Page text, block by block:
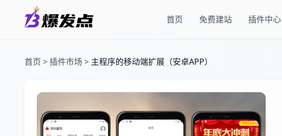
首页 免费建站 插件中心
首页 >插件市场 > 主程序的移动端扩展（安卓APP）